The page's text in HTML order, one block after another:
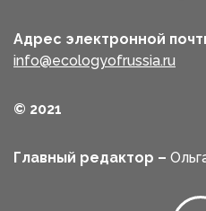
Адрес электронной
info@ecologyofrussia.ru
© 2021
Главный редактор –